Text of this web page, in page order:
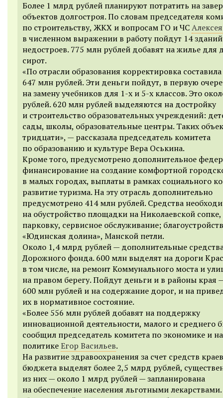
Более 1 млрд рублей планируют потратить на
объектов долгостроя. По словам председателя
по строительству, ЖКХ и вопросам ГО и ЧС
в численном выражении в работу пойдут 14
недостроев. 775 млн рублей добавят на жилье для
сирот.
«По отрасли образования корректировка
647 млн рублей. Эти деньги пойдут, в первую
на замену учебников для 1-х и 5-х классов. Это
рублей. 620 млн рублей выделяются на достройку
и строительство образовательных учреждений:
сады, школы, образовательные центры. Таких
тридцати», — рассказала председатель комитета
по образованию и культуре Вера Оськина.
Кроме того, предусмотрено дополнительное
финансирование на создание комфортной
в малых городах, выплаты в рамках социального
развитие туризма. На эту отрасль дополнительно
предусмотрено 414 млн рублей. Средства
на обустройство площадки на Николаевской
парковку, сервисное обслуживание;
«Юдинская долина», Манской петли.
Около 1,4 млрд рублей — дополнительные
Дорожного фонда. 600 млн выделят на дороги
в том числе, на ремонт Коммунального моста и
на правом берегу. Пойдут деньги и в районы края
600 млн рублей и на содержание дорог, и на
их в нормативное состояние.
«Более 556 млн рублей добавят на поддержку
инновационной деятельности, малого и среднего
сообщил председатель комитета по экономике и
политикеЕгор Васильев.
На развитие здравоохранения за счет средств
бюджета выделят более 2,5 млрд рублей,
из них — около 1 млрд рублей — запланирована
на обеспечение населения льготными лекарствами.